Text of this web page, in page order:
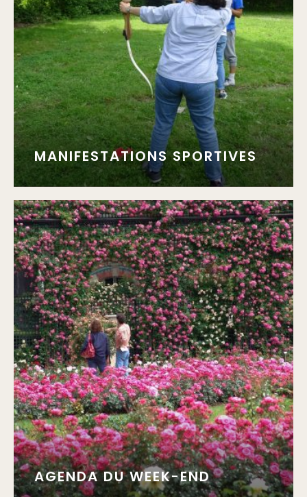
MANIFESTATIONS SPORTIVES
AGENDA DU WEEK-END